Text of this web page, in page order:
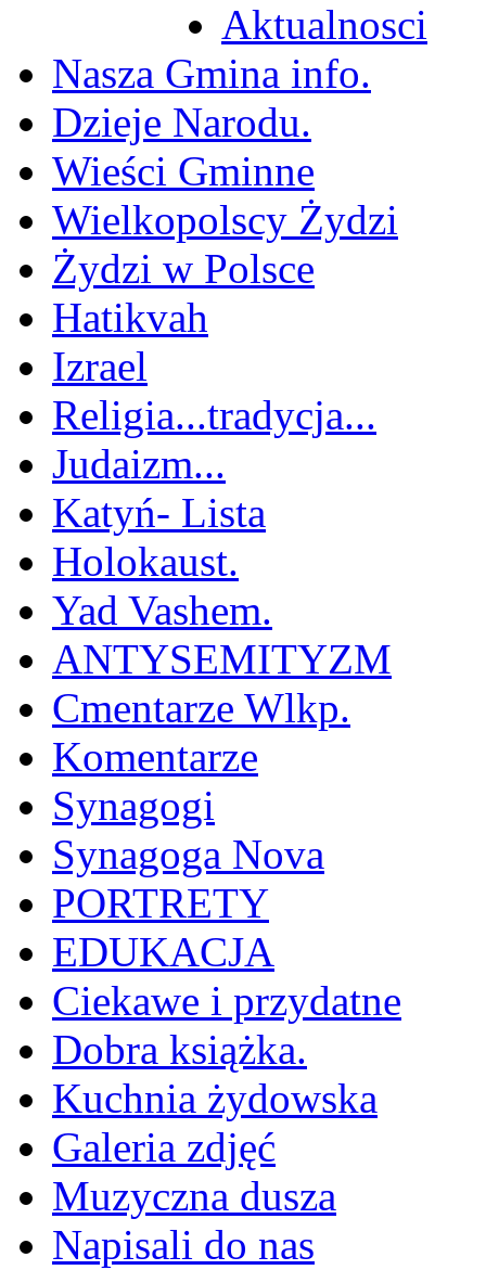
Aktualnosci
Nasza Gmina info.
Dzieje Narodu.
Wieści Gminne
Wielkopolscy Żydzi
Żydzi w Polsce
Hatikvah
Izrael
Religia...tradycja...
Judaizm...
Katyń- Lista
Holokaust.
Yad Vashem.
ANTYSEMITYZM
Cmentarze Wlkp.
Komentarze
Synagogi
Synagoga Nova
PORTRETY
EDUKACJA
Ciekawe i przydatne
Dobra książka.
Kuchnia żydowska
Galeria zdjęć
Muzyczna dusza
Napisali do nas